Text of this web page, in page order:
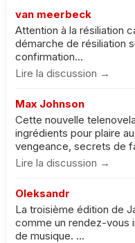
van meerbeck
Attention à la résiliation
démarche de résiliation
confirmation...
Lire la discussion →
Max Johnson
Cette nouvelle
ingrédients pour plaire
vengeance, secrets de
Lire la discussion →
Oleksandr
La troisième édition de
comme un rendez-vous
de musique. ...